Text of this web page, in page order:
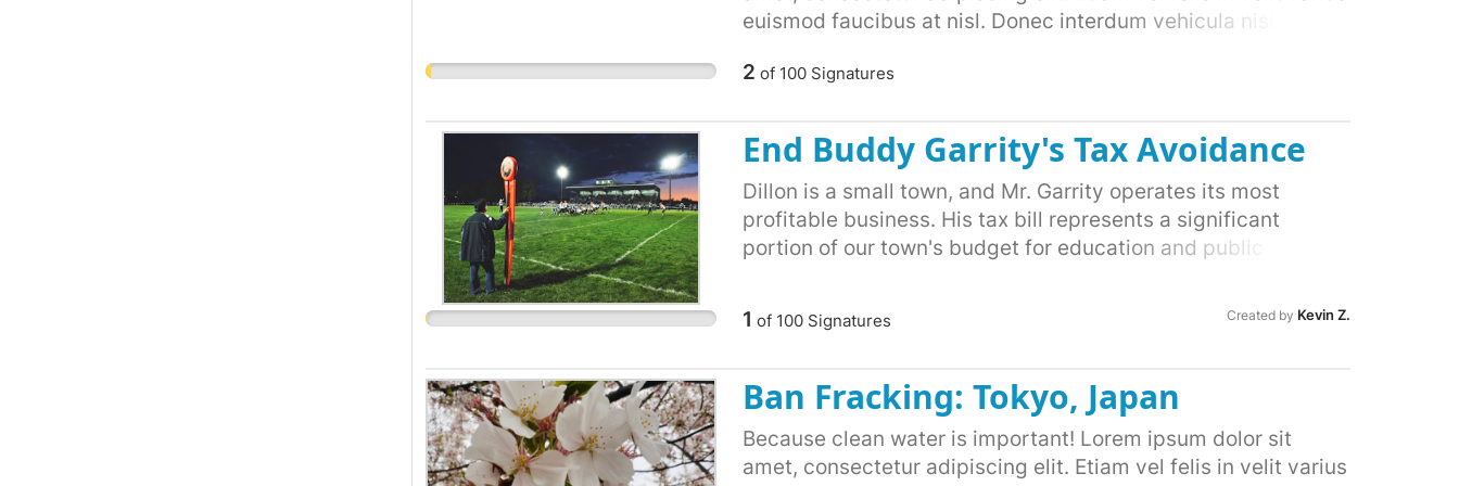
euismod faucibus at nisl. Donec interdum vehicula nisi ac
Fusce vitae dolor id tortor feugiat condimentum. Quisque at
luctus justo sollicitudin ipsum vulputate laoreet. Donec
ultrices tincidunt eros nec volutpat. Cras vitae lorem ac sem
fermentum congue. Nunc ultricies faucibus enim gravida
tristique. Nulla lectus ipsum, tincidunt id orci in, vehicula
laoreet tortor. Curabitur rutrum ac ipsum vel semper. Nam at
Vestibulum posuere sed arcu et interdum. Maecenas molestie
non velit et mattis. Proin a auctor dolor, et fringilla metus.
lacus.
2 of 100Signatures
End Buddy Garrity's Tax Avoidance
Dillon is a small town, and Mr. Garrity operates its most
profitable business. His tax bill represents a significant
portion of our town's budget for education and public
1 of 100Signatures Created by Kevin Z.
Ban Fracking: Tokyo, Japan
Because clean water is important! Lorem ipsum dolor sit
amet, consectetur adipiscing elit. Etiam vel felis in velit varius